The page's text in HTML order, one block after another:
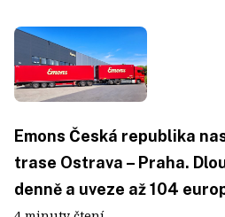
Emons Česká republika
trase Ostrava – Praha.
denně a uveze až 104